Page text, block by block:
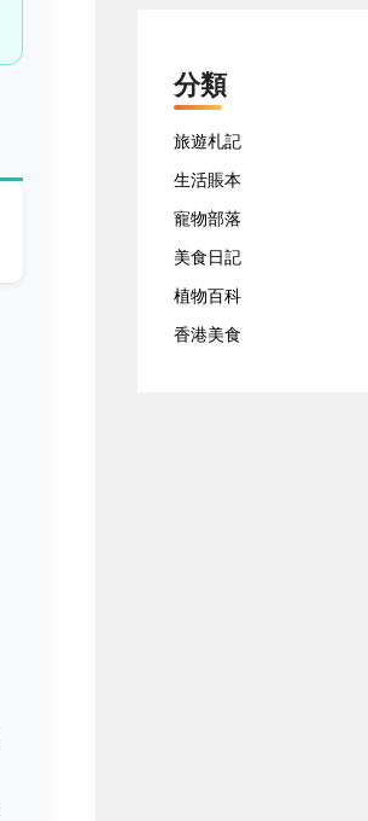
分類
旅遊札記
生活賬本
寵物部落
美食日記
植物百科
香港美食